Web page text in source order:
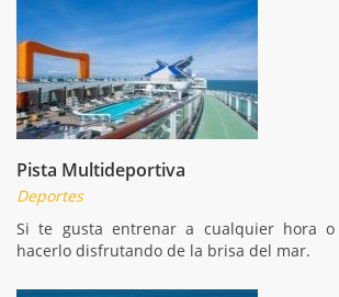
Pista Multideportiva
Deportes
Si te gusta entrenar a cualquier hora o
hacerlo disfrutando de la brisa del mar.